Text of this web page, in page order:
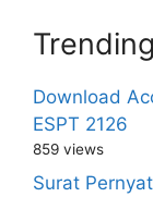
Download
ESPT 2126
859 views
Surat